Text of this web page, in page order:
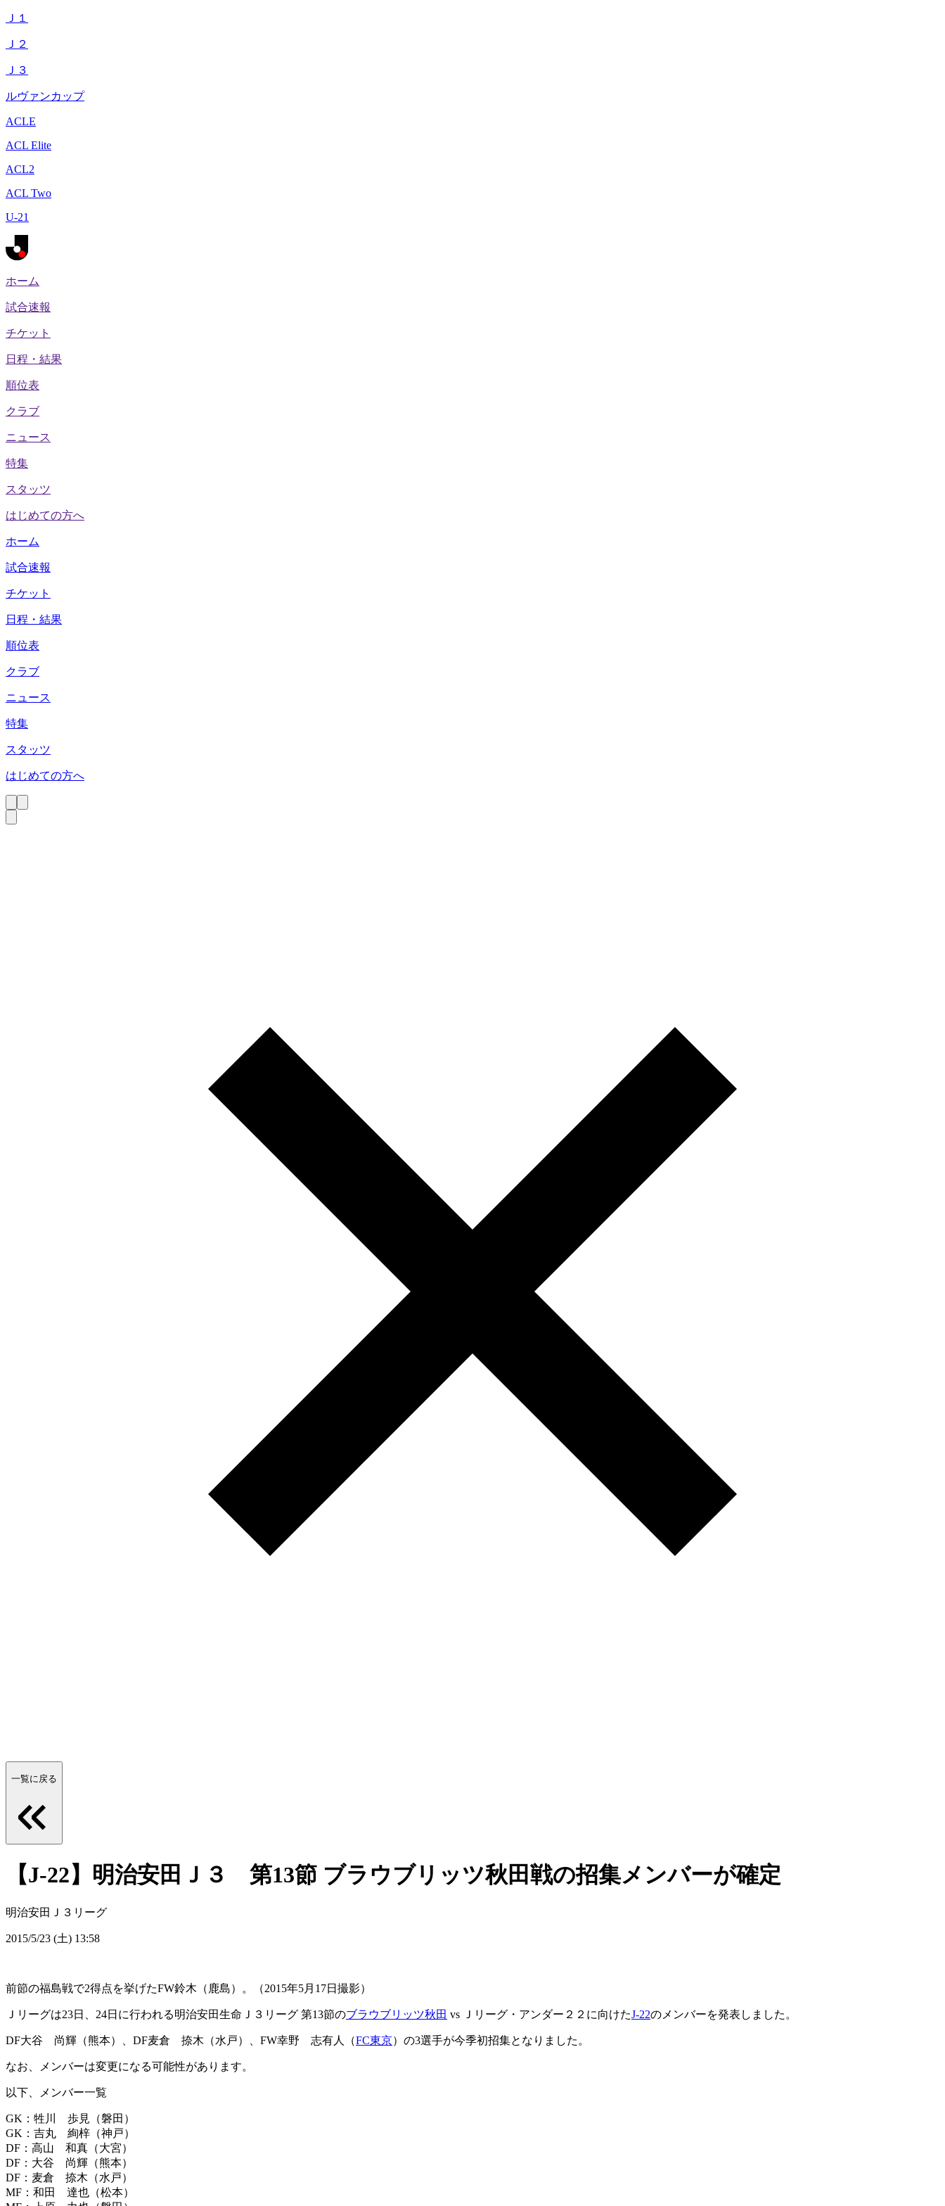
Ｊ１
Ｊ２
Ｊ３
ルヴァンカップ
ACLE
ACL Elite
ACL2
ACL Two
U-21
ホーム
試合速報
チケット
日程・結果
順位表
クラブ
ニュース
特集
スタッツ
はじめての方へ
ホーム
試合速報
チケット
日程・結果
順位表
クラブ
ニュース
特集
スタッツ
はじめての方へ
一覧に戻る
【J-22】明治安田Ｊ３ 第13節 ブラウブリッツ秋田戦の招集メンバーが確定
明治安田Ｊ３リーグ
2015/5/23 (土) 13:58
前節の福島戦で2得点を挙げたFW鈴木（鹿島）。（2015年5月17日撮影）
Ｊリーグは23日、24日に行われる明治安田生命Ｊ３リーグ 第13節のブラウブリッツ秋田 vs Ｊリーグ・アンダー２２に向けたJ-22のメンバーを発表しました。
DF大谷 尚輝（熊本）、DF麦倉 捺木（水戸）、FW幸野 志有人（FC東京）の3選手が今季初招集となりました。
なお、メンバーは変更になる可能性があります。
以下、メンバー一覧
GK：牲川 歩見（磐田）
GK：吉丸 絢梓（神戸）
DF：高山 和真（大宮）
DF：大谷 尚輝（熊本）
DF：麦倉 捺木（水戸）
MF：和田 達也（松本）